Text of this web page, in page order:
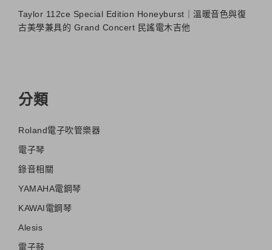
Taylor 112ce Special Edition Honeyburst｜溫暖音色與復
古美學兼具的 Grand Concert 民謠電木吉他
分類
Roland電子吹管樂器
電子琴
錄音相關
YAMAHA電鋼琴
KAWAI電鋼琴
Alesis
電子鼓